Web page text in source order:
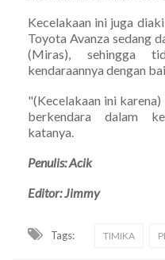
Kecelakaan ini juga
Toyota Avanza sedang
(Miras), sehingga
kendaraannya dengan
"(Kecelakaan ini
berkendara dalam
katanya.
Penulis: Acik
Editor: Jimmy
Tags: TIMIKA